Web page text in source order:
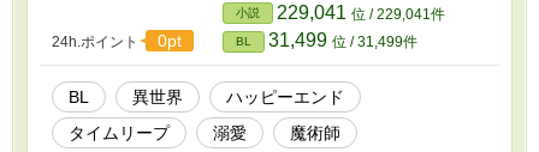
24h.ポイント 0pt
小説 229,041 位 / 229,041件
BL 31,499 位 / 31,499件
BL 異世界
ハッピーエンド
タイムリープ
溺愛
魔術師